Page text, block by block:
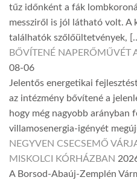
tűz időnként a fák
messziről is jól látható volt. A
találhatók szőlőültetvények,
BŐVÍTENÉ NAPERŐMŰVÉT
08-06
Jelentős energetikai
az intézmény bővítené a
hogy még nagyobb arányban
villamosenergia-igényét
NEGYVEN CSECSEMŐ
MISKOLCI KÓRHÁZBAN
A Borsod-Abaúj-Zemplén